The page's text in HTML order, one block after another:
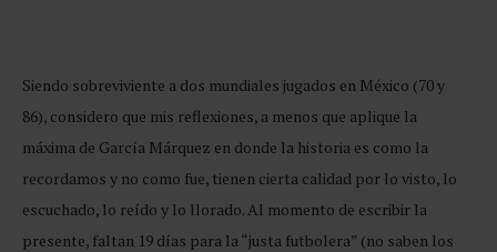
Siendo sobreviviente a dos mundiales jugados en México (70 y
86), considero que mis reflexiones, a menos que aplique la
máxima de García Márquez en donde la historia es como la
recordamos y no como fue, tienen cierta calidad por lo visto, lo
escuchado, lo reído y lo llorado. Al momento de escribir la
presente, faltan 19 días para la “justa futbolera” (no saben los